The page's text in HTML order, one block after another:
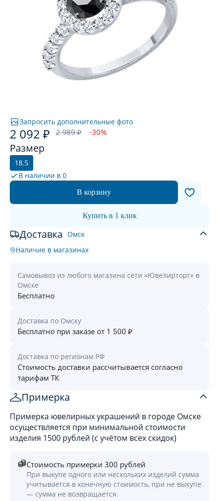
Запросить дополнительные фото
2 092 ₽ 2 989 ₽ -30%
Размер
18.5
В наличии в 0
В корзину
Купить в 1 клик
Доставка Омск
Наличие в магазинах
Самовывоз из любого магазина сети «Ювелирторг» в
Омске
Бесплатно
Доставка по Омску
Бесплатно при заказе от 1 500 ₽
Доставка по регионам РФ
Стоимость доставки рассчитывается согласно
тарифам ТК
Примерка
Примерка ювелирных украшений в городе Омске
осуществляется при минимальной стоимости
изделия 1500 рублей (с учётом всех скидок)
Стоимость примерки 300 рублей
При выкупе одного или нескольких изделий сумма
учитывается в конечную стоимость, при не выкупе
— сумма не возвращается.